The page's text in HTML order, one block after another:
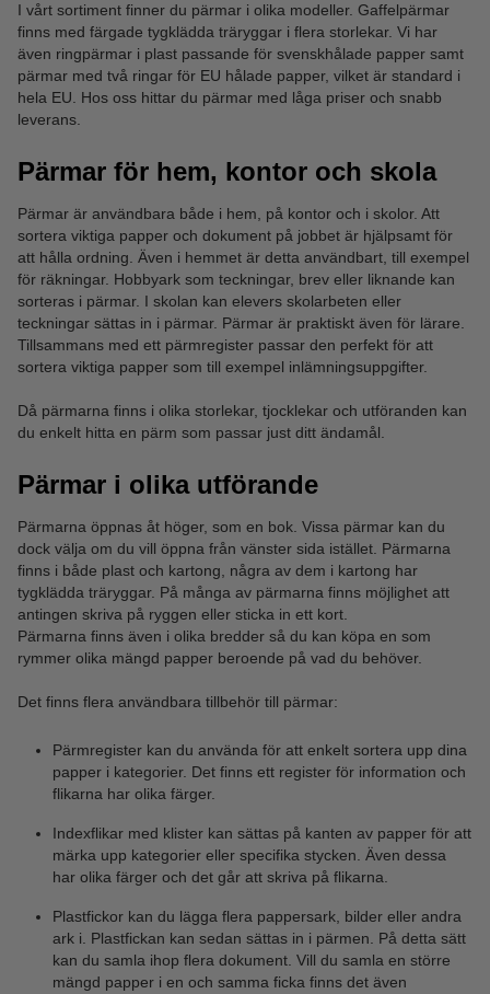
I vårt sortiment finner du pärmar i olika modeller. Gaffelpärmar
finns med färgade tygklädda träryggar i flera storlekar. Vi har
även ringpärmar i plast passande för svenskhålade papper samt
pärmar med två ringar för EU hålade papper, vilket är standard i
hela EU. Hos oss hittar du pärmar med låga priser och snabb
leverans.
Pärmar för hem, kontor och skola
Pärmar är användbara både i hem, på kontor och i skolor. Att
sortera viktiga papper och dokument på jobbet är hjälpsamt för
att hålla ordning. Även i hemmet är detta användbart, till exempel
för räkningar. Hobbyark som teckningar, brev eller liknande kan
sorteras i pärmar. I skolan kan elevers skolarbeten eller
teckningar sättas in i pärmar. Pärmar är praktiskt även för lärare.
Tillsammans med ett pärmregister passar den perfekt för att
sortera viktiga papper som till exempel inlämningsuppgifter.
Då pärmarna finns i olika storlekar, tjocklekar och utföranden kan
du enkelt hitta en pärm som passar just ditt ändamål.
Pärmar i olika utförande
Pärmarna öppnas åt höger, som en bok. Vissa pärmar kan du
dock välja om du vill öppna från vänster sida istället. Pärmarna
finns i både plast och kartong, några av dem i kartong har
tygklädda träryggar. På många av pärmarna finns möjlighet att
antingen skriva på ryggen eller sticka in ett kort.
Pärmarna finns även i olika bredder så du kan köpa en som
rymmer olika mängd papper beroende på vad du behöver.
Det finns flera användbara tillbehör till pärmar:
Pärmregister kan du använda för att enkelt sortera upp dina
papper i kategorier. Det finns ett register för information och
flikarna har olika färger.
Indexflikar med klister kan sättas på kanten av papper för att
märka upp kategorier eller specifika stycken. Även dessa
har olika färger och det går att skriva på flikarna.
Plastfickor kan du lägga flera pappersark, bilder eller andra
ark i. Plastfickan kan sedan sättas in i pärmen. På detta sätt
kan du samla ihop flera dokument. Vill du samla en större
mängd papper i en och samma ficka finns det även